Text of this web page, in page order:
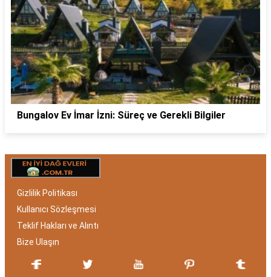
Bungalov Ev İmar İzni: Süreç ve Gerekli Bilgiler
Gizlilik Politikası
Kullanıcı Sözleşmesi
Teklif Hakları ve Alıntı
Bize Ulaşın